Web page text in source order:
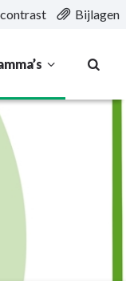
Bijlagen